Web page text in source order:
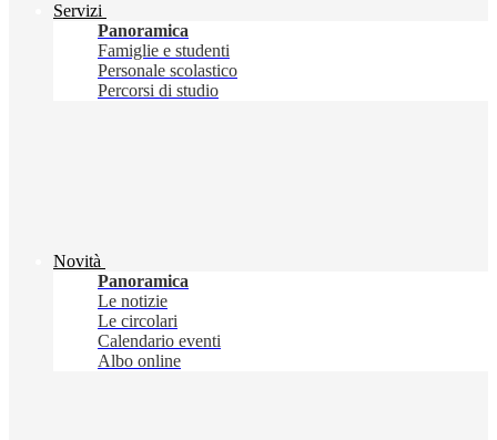
Servizi
Panoramica
Famiglie e studenti
Personale scolastico
Percorsi di studio
Novità
Panoramica
Le notizie
Le circolari
Calendario eventi
Albo online